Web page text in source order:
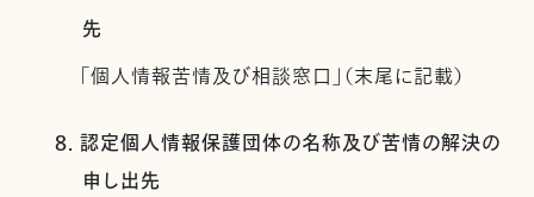
先
「個人情報苦情及び相談窓口」（末尾に記載）
8. 認定個人情報保護団体の名称及び苦情の解決の
申し出先